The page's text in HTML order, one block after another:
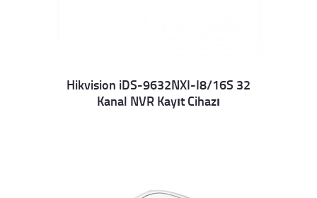
Details
Hikvision iDS-9632NXI-I8/16S 32
Kanal NVR Kayıt Cihazı